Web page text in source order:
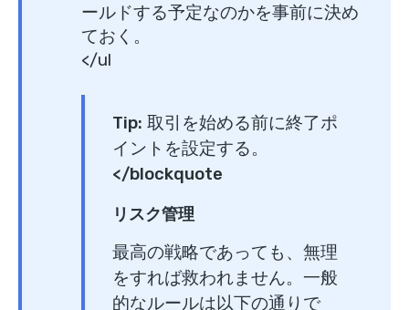
ールドする予定なのかを事前に決め
ておく。
</ul
Tip: 取引を始める前に終了ポ
イントを設定する。
</blockquote
リスク管理
最高の戦略であっても、無理
をすれば救われません。一般
的なルールは以下の通りで